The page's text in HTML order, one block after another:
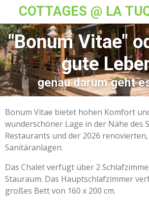
Skip
to
main
content
COTTAGES @ LA
"Bonum Vitae"
gute
genau darum geht
Bonum Vitae bietet hohen Komfort
wunderschöner Lage in der Nähe des
Restaurants und der 2026
Sanitäranlagen.
Das Chalet verfügt über 2
Stauraum. Das Hauptschlafzimmer
großes Bett von 160 x 200 cm.